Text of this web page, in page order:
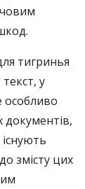
тигринья
у
документів,
існують
змісту цих